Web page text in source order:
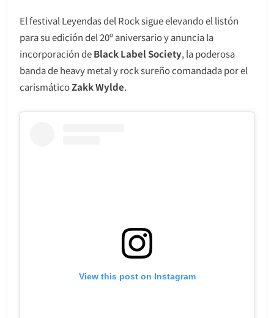
El festival Leyendas del Rock sigue elevando el listón
para su edición del 20º aniversario y anuncia la
incorporación deBlack Label Society, la poderosa
banda de heavy metal y rock sureño comandada por el
carismáticoZakk Wylde.
View this post on Instagram